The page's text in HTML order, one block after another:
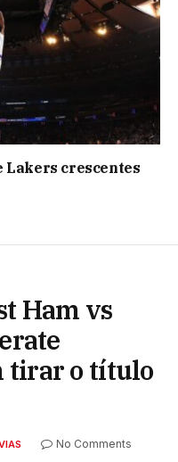
Lakers crescentes
Ham vs
tirar o título
No Comments